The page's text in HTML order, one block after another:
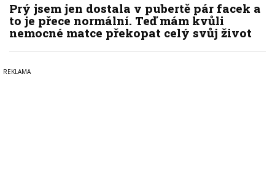
Prý jsem jen dostala v pubertě pár facek a
to je přece normální. Teď mám kvůli
nemocné matce překopat celý svůj život